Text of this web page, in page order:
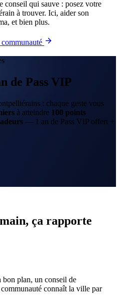
conseil qui sauve : posez votre
à trouver. Ici, aider son
et bien plus.
de Pass VIP
: chaque geste vous
à atteindre 100 points
— 1 an de Pass VIP offert +
ça rapporte
bon plan, un conseil de
connaît la ville par